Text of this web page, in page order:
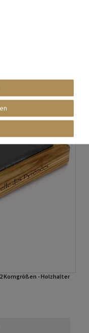
Korngrößen - Holzhalter